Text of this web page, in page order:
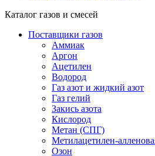
Каталог газов и смесей
Поставщики газов
Аммиак
Аргон
Ацетилен
Водород
Газ азот и жидкий азот
Газ гелий
Закись азота
Кислород
Метан (СПГ)
Метилацетилен-
Озон